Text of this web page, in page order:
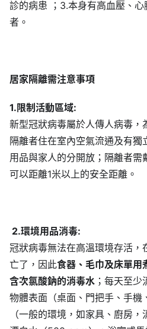
診的病患 ；3.本身有高血壓、
者。
居家隔離需注意事項
1.限制活動區域:
新型冠狀病毒屬於人傳人病毒，
隔離者住在室內空氣流通及有
用品與家人的分開放；隔離者
可以距離1米以上的安全距離。
2.環境用品消毒:
冠狀病毒無法在高溫環境存活
亡了，因此食器、毛巾及床單
含次氯酸鈉的消毒水 ；每天至
物體表面（桌面、門把手、手機
（一般的環境，如家具、廚房